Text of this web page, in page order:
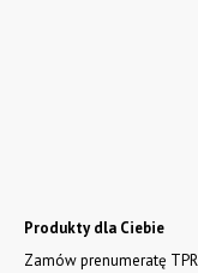
Produkty dla Ciebie
Zamów prenumeratę TPR